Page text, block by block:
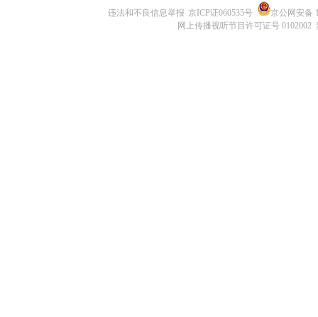
违法和不良信息举报 京ICP证060535号
京公网安备
网上传播视听节目许可证号 0102002